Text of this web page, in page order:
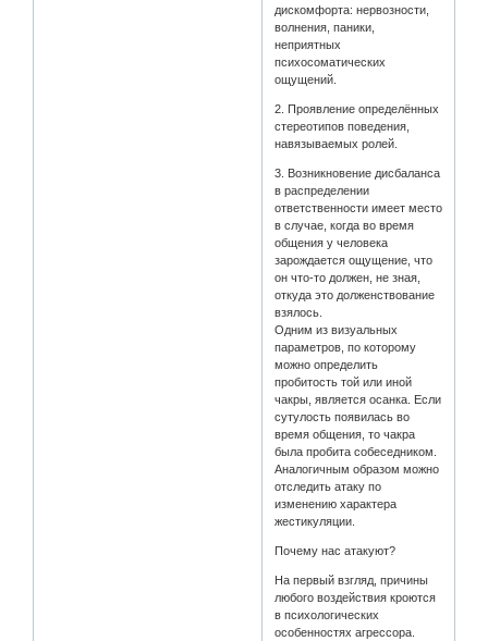
дискомфорта: нервозности,
волнения, паники,
неприятных
психосоматических
ощущений.
2. Проявление определённых
стереотипов поведения,
навязываемых ролей.
3. Возникновение дисбаланса
в распределении
ответственности имеет место
в случае, когда во время
общения у человека
зарождается ощущение, что
он что-то должен, не зная,
откуда это долженствование
взялось.
Одним из визуальных
параметров, по которому
можно определить
пробитость той или иной
чакры, является осанка. Если
сутулость появилась во
время общения, то чакра
была пробита собеседником.
Аналогичным образом можно
отследить атаку по
изменению характера
жестикуляции.
Почему нас атакуют?
На первый взгляд, причины
любого воздействия кроются
в психологических
особенностях агрессора.